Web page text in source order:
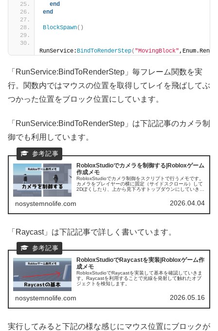
end
end
BlockSpawn()
RunService: BindToRenderStep( "MovingBlock"
「RunService:BindToRenderStep」毎フレーム関数を実
行。関数内ではマウスの位置を取得してレイを飛ばしてぶ
つかった位置をブロック位置にしています。
「RunService:BindToRenderStep」は下記記事のカメラ制
御でも利用しています。
RobloxStudioでカメラを制御する|Robloxゲーム
作成メモ
RobloxStudioでカメラ制御をスクリプトで行うメモです。
カメラをプレイヤーの横に固定（サイドスクロール）して
2Dぽくしたり、上から見下ろすトップダウンにしていきま
nosystemnolife.com 2026.04.04
「Raycast」は下記記事で詳しく書いています。
RobloxStudioでRaycastを実装|Robloxゲーム作
成メモ
RobloxStudioでRaycastを実装して基本を確認していきま
す。Raycastを利用することで光線を発射して触れたオブ
ジェクトを検知します。
nosystemnolife.com 2026.05.16
実行してみると下記の様な感じにマウス位置にブロックが